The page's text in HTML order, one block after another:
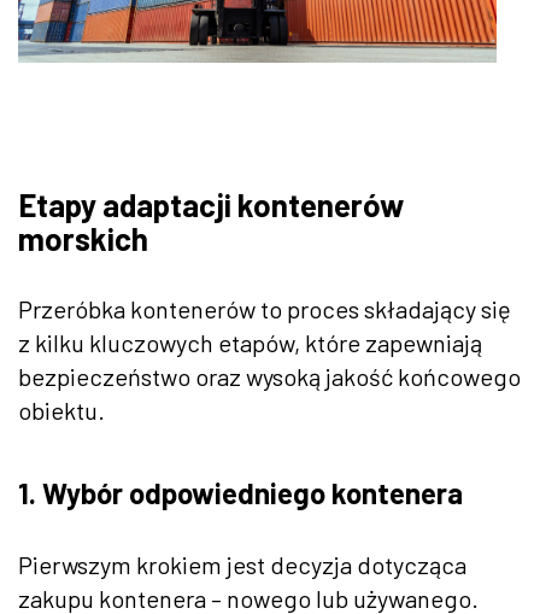
Etapy adaptacji kontenerów
morskich
Przeróbka kontenerów to proces składający się
z kilku kluczowych etapów, które zapewniają
bezpieczeństwo oraz wysoką jakość końcowego
obiektu.
1. Wybór odpowiedniego kontenera
Pierwszym krokiem jest decyzja dotycząca
zakupu kontenera – nowego lub używanego.